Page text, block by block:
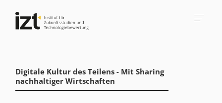
Digitale Kultur des Teilens - Mit Sharing
nachhaltiger Wirtschaften